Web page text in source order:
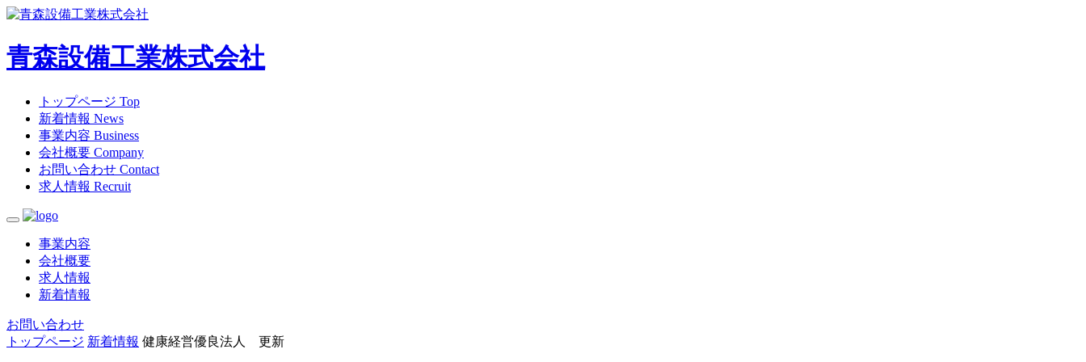
青森設備工業株式会社
トップページ Top
新着情報 News
事業内容 Business
会社概要 Company
お問い合わせ Contact
求人情報 Recruit
事業内容
会社概要
求人情報
新着情報
お問い合わせ
トップページ 新着情報 健康経営優良法人 更新